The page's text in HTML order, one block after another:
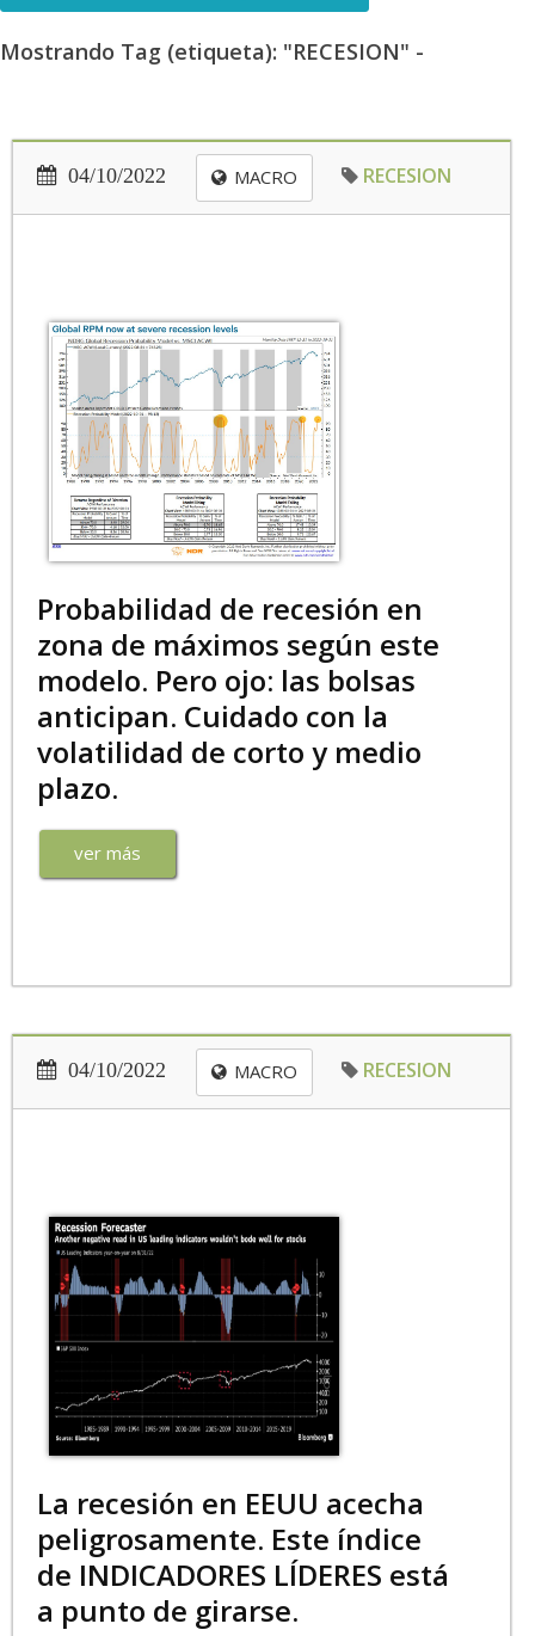
Mostrando Tag (etiqueta): "RECESION" -
04/10/2022 MACRO RECESION
Probabilidad de recesión en
zona de máximos según este
modelo. Pero ojo: las bolsas
anticipan. Cuidado con la
volatilidad de corto y medio
plazo.
ver más
04/10/2022 MACRO RECESION
La recesión en EEUU acecha
peligrosamente. Este índice
de INDICADORES LÍDERES está
a punto de girarse.